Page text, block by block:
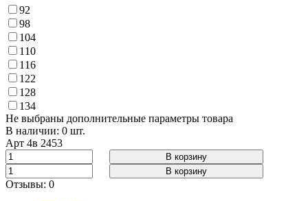
92
98
104
110
116
122
128
134
Не выбраны дополнительные параметры товара
В наличии: 0 шт.
Арт 4в 2453
В корзину
В корзину
Отзывы: 0